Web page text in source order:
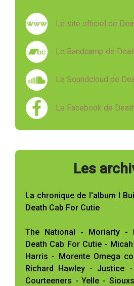
Le site officiel de
Le Bandcamp de
Le Soundcloud de
Le Facebook de
Les
La chronique de l'album I
Death Cab For Cutie
The National - Moriarty -
Death Cab For Cutie -
Harris - Morente Omega
Richard Hawley - Justice
Courteeners - Yelle -